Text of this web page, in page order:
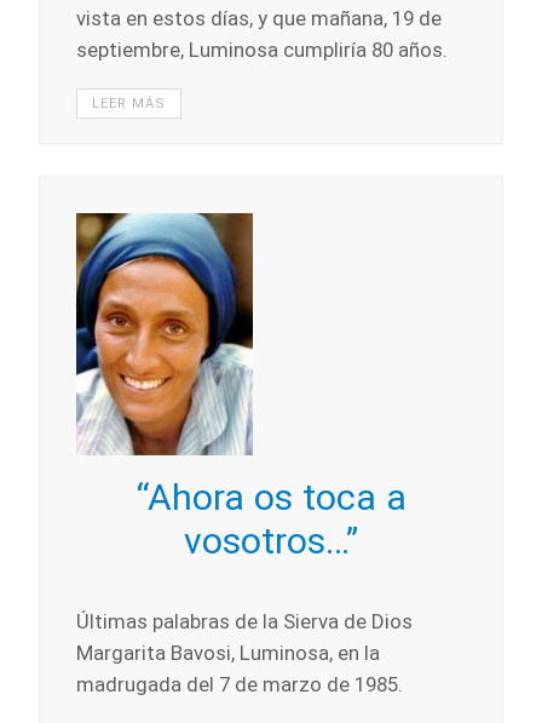
vista en estos días, y que mañana, 19 de
septiembre, Luminosa cumpliría 80 años.
LEER MÁS
“Ahora os toca a
vosotros…”
Últimas palabras de la Sierva de Dios
Margarita Bavosi, Luminosa, en la
madrugada del 7 de marzo de 1985.